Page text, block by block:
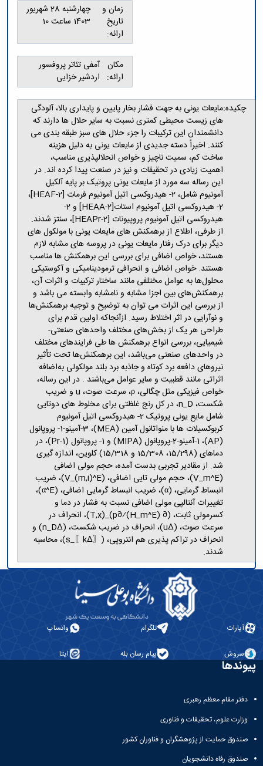
زمان و
تاریخ
ارائه:
چهارشنبه 28 شهریور
1403 ساعت 10
مکان
ارائه:
آمفی تئاتر پروفسور
اردشیر خزایی
چکیده:مایعات یونی به جهت فشار بخار پایین و پایداری بالا، آلودگی
های زیست محیطی کمتری نسبت به سایر حلال ها دارند که
دانشمندان این ترکیبات را جزء حلال های سبز طبقه بندی می
کنند. اخیراً دسته جدیدی از مایعات یونی به دلیل هزینه
ساخت کم، سمیت ناچیز و خواص انحلالپذیری مناسب،
اهمیت زیادی در تحقیقات و نیز در صنعت پیدا کرده اند. در
این رساله سه مورد از مایعات یونی پروتیک بر پایه آلکیل
آمونیوم شامل، 2- هیدروکسی اتیل آمونیوم فرمات [2-HEAF]،
2- هیدروکسی اتیل آمونیوم استات[2-HEAA] و 2-
هیدروکسی اتیل آمونیوم پروپیونات [2-HEAPr]، سنتز شدند.
از طرفی، اطلاع از برهمکنش های مایعات یونی با مولکول های
دیگر برای درک رفتار مایعات یونی در پروسه های مشابه لازم
هستند، خواص اضافی برای بررسی این برهمکنش ها مناسب
هستند. خواص اضافی و انحرافی ترمودینامیکی و آکوستیکی
محلول‌ها به عوامل مختلفی مانند ساختار ترکیبات و اثرات آن،
برهمکنش‌های بین اجزا مشابه و نامشابه وابسته می باشد و
از بررسی این اثرات می توان به توضیح و توجیه برهمکنش‌ها
و نوآرایی در اثر اختلاط رسید. ازآنجاکه اولین قدم برای
طراحی هر یک از بخش‌های مختلف واحدهای صنعتی-
شیمیایی، بررسی‌ انواع برهمکنش‌ ها طی فرایندهای مختلف
در واحدهای صنعتی می‌باشد، این برهمکنش‌ها تحت تأثیر
نیروهای دافعه برد کوتاه و جاذبه برد بلند مولکولی به‌اضافه
اثراتی مانند قطبیت و سایر عوامل می‌باشند . در این رساله،
خواص فیزیکی مثل چگالی، ρ، سرعت صوت، u و ضریب
شکست، n_D، در کل رنج غلظتی برای مخلوط های دوتایی
شامل مایع یونی پروتیک 2- هیدروکسی اتیل آمونیوم
کربوکسیلات ها با منواتانول آمین (MEA)، 3-آمینو-1- پروپانول
(AP)، 1-آمینو-2-پروپانول (MIPA) و 1- پروپانول (1-Pr)، در
دماهای (15/298، 15/308 و 15/318) کلوین، اندازه گیری
شد. از مقادیر تجربی بدست آمده، حجم مولی اضافی
(V_m^E)، حجم مولی تایی اضافی، (V_(m,i)^E)، ضریب
انبساط گرمایی، (α)، ضریب انبساط گرمایی اضافی، (α^E)،
تغییرات آنتالپی مولی اضافی نسبت به فشار در دما و
کسرمولی ثابت، (∂ (H_m^E)⁄∂p)_(T,x)، انحراف در
سرعت صوت، (∆u)، انحراف در ضریب شکست، (∆n_D) و
انحراف در تراکم پذیری هم انتروپی، (〖∆k〗_s)، محاسبه
شدند.
آپارات تلگرام واتساپ
سروش پیام رسان بله ایتا
پیوندها
دفتر مقام معظم رهبری
وزارت علوم، تحقیقات و فناوری
صندوق حمایت از پژوهشگران و فناوران کشور
صندوق رفاه دانشجویان